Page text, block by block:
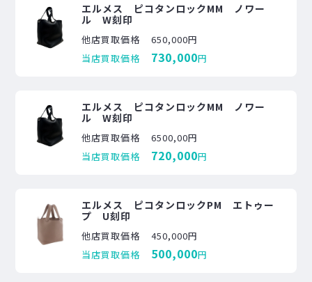
エルメス ピコタンロックMM ノワー
ル W刻印
他店買取価格
650,000円
当店買取価格
730,000円
エルメス ピコタンロックMM ノワー
ル W刻印
他店買取価格
6500,00円
当店買取価格
720,000円
エルメス ピコタンロックPM エトゥー
プ U刻印
他店買取価格
450,000円
当店買取価格
500,000円